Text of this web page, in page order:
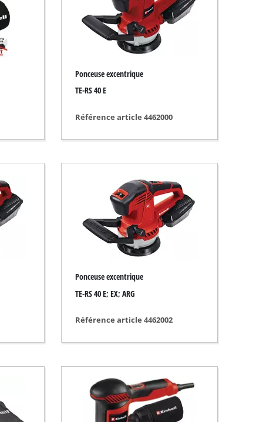
Ponceuse excentrique
TE-RS 40 E
Référence article 4462000
Ponceuse excentrique
TE-RS 40 E; EX; ARG
Référence article 4462002